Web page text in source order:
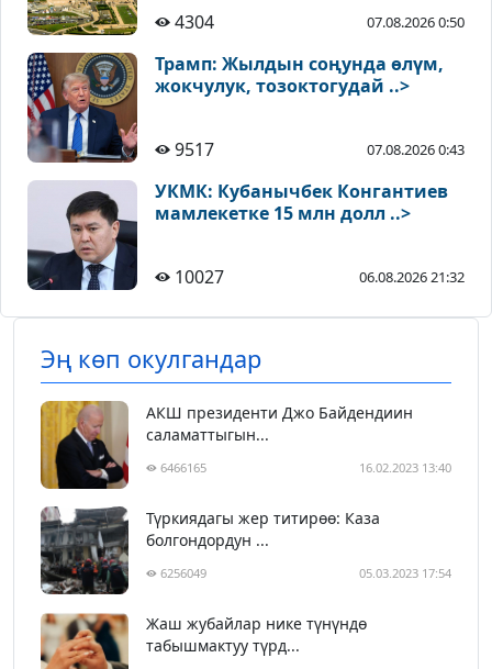
4304 07.08.2026 0:50
Трамп: Жылдын соңунда өлүм,
жокчулук, тозоктогудай ..>
9517 07.08.2026 0:43
УКМК: Кубанычбек Конгантиев
мамлекетке 15 млн долл ..>
10027 06.08.2026 21:32
Эң көп окулгандар
АКШ президенти Джо Байдендиин
саламаттыгын...
6466165 16.02.2023 13:40
Түркиядагы жер титирөө: Каза
болгондордун ...
6256049 05.03.2023 17:54
Жаш жубайлар нике түнүндө
табышмактуу түрд...